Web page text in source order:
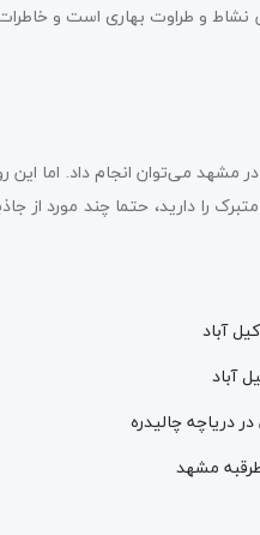
نشاط و طراوت بهاری است و
می‌توان انجام داد. اما این
را دارید، حتما چند مورد از
آباد
آباد
دریاچه چالیدره
مشهد